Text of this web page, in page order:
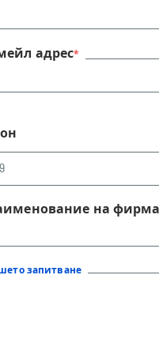
адрес
на
запитване